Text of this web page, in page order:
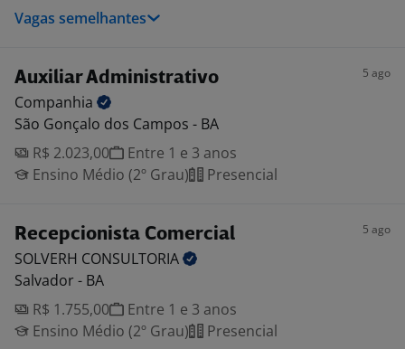
Vagas semelhantes
Auxiliar Administrativo 5 ago
Companhia
São Gonçalo dos Campos - BA
R$ 2.023,00
Entre 1 e 3 anos
Ensino Médio (2º Grau)
Presencial
Recepcionista Comercial 5 ago
SOLVERH CONSULTORIA
Salvador - BA
R$ 1.755,00
Entre 1 e 3 anos
Ensino Médio (2º Grau)
Presencial